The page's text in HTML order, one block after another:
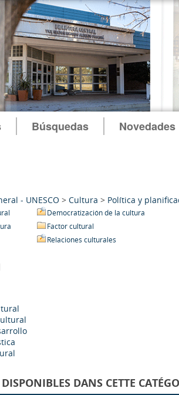
Búsquedas Novedades
- UNESCO > Cultura > Política y
Democratización de la cultura
Factor cultural
Relaciones culturales
DANS CETTE